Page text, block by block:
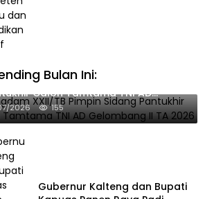
Bulan Ini:
XXII/TB Pimpin Sidang
Calon Tamtama TNI AD
II TA 2026
2026 155
Gubernur Kalteng dan Bupati